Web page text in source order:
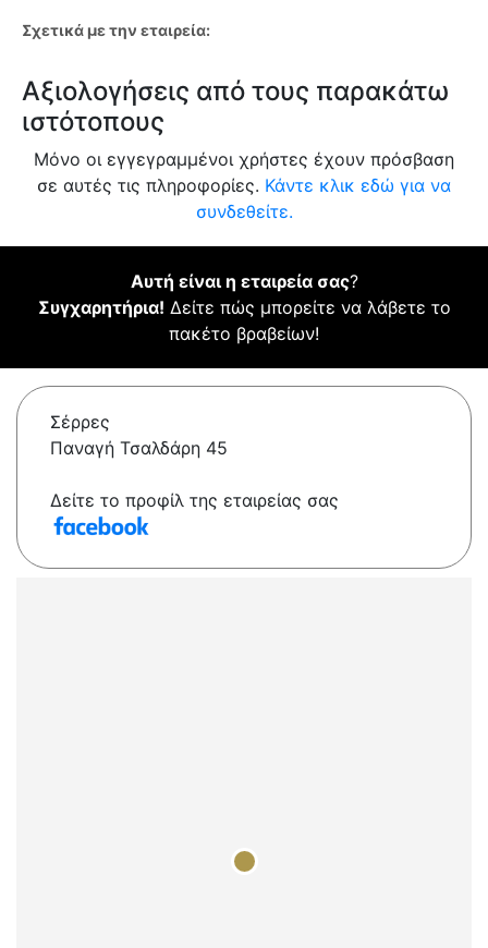
Σχετικά με την εταιρεία:
Αξιολογήσεις από τους παρακάτω
ιστότοπους
Μόνο οι εγγεγραμμένοι χρήστες έχουν πρόσβαση
σε αυτές τις πληροφορίες. Κάντε κλικ εδώ για να
συνδεθείτε.
Αυτή είναι η εταιρεία σας?
Συγχαρητήρια! Δείτε πώς μπορείτε να λάβετε το
πακέτο βραβείων!
Σέρρες
Παναγή Τσαλδάρη 45
Δείτε το προφίλ της εταιρείας σας